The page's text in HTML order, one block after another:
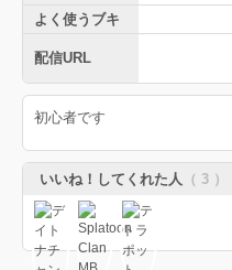
よく使うブキ
配信URL
初心者です
いいね！してくれた人 （ 3 ）